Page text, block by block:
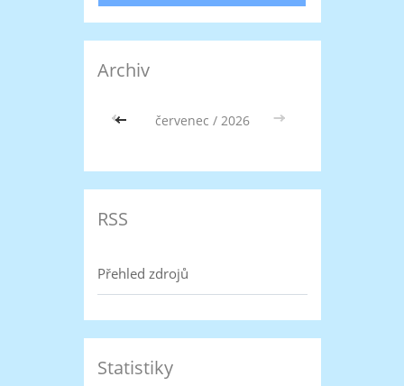
Archiv
<< červenec / 2026 >>
RSS
Přehled zdrojů
Statistiky